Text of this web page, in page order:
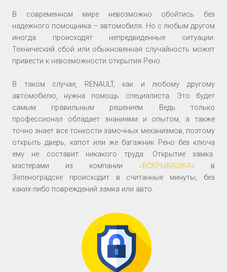
В современном мире невозможно обойтись без
надежного помощника – автомобиля. Но с любым другом
иногда происходят непредвиденные ситуации.
Технический сбой или обыкновенная случайность может
привести к невозможности открытия Рено.
В таком случае, RENAULT, как и любому другому
автомобилю, нужна помощь специалиста. Это будет
самым правильным решением. Ведь только
профессионал обладает знаниями и опытом, а также
точно знает все тонкости замочных механизмов, поэтому
открыть дверь, капот или же багажник Рено без ключа
ему не составит никакого труда. Открытие замка
мастерами из компании «ВСКРЫВАШКА» в
Зеленоградске происходит в считанные минуты, без
каких-либо повреждений замка или авто.